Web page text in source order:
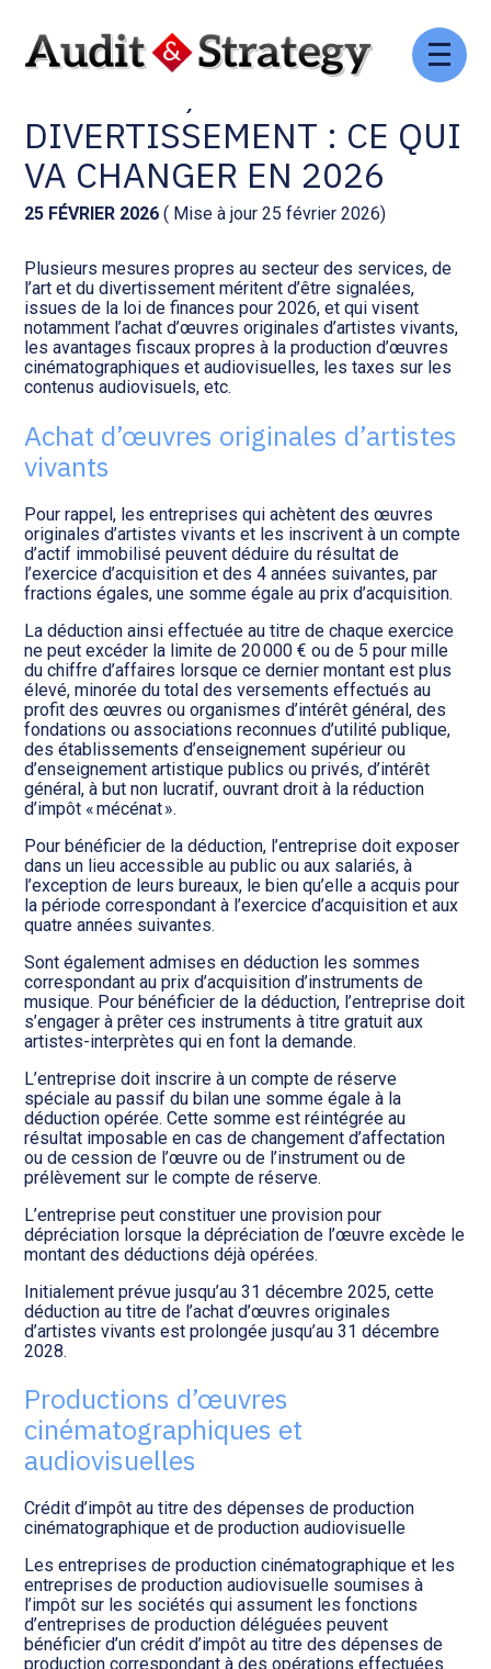
Aller
Comptabilité et conseil
Social et ressources humaines
Assistance juridique
Audit légal
Gestion de patrimoine
Procédures collectives
Gestion des documents : ISuite
Tenue de votre comptabilité :
ACD
Facturation et pilotage :
Facturation et pilotage : MEG
Analyse et tableau de bord :
WAIBI
Gérer vos ressources
humaines : SILAE
SERVICES, ART ET DU
DIVERTISSEMENT : CE QUI
VA CHANGER EN 2026
25 FÉVRIER 2026 ( Mise à jour 25 février 2026)
Plusieurs mesures propres au secteur des services, de
l’art et du divertissement méritent d’être signalées,
issues de la loi de finances pour 2026, et qui visent
notamment l’achat d’œuvres originales d’artistes vivants,
les avantages fiscaux propres à la production d’œuvres
cinématographiques et audiovisuelles, les taxes sur les
contenus audiovisuels, etc.
Achat d’œuvres originales d’artistes
vivants
Pour rappel, les entreprises qui achètent des œuvres
originales d’artistes vivants et les inscrivent à un compte
d’actif immobilisé peuvent déduire du résultat de
l’exercice d’acquisition et des 4 années suivantes, par
fractions égales, une somme égale au prix d’acquisition.
La déduction ainsi effectuée au titre de chaque exercice
ne peut excéder la limite de 20 000 € ou de 5 pour mille
du chiffre d’affaires lorsque ce dernier montant est plus
élevé, minorée du total des versements effectués au
profit des œuvres ou organismes d’intérêt général, des
fondations ou associations reconnues d’utilité publique,
des établissements d’enseignement supérieur ou
d’enseignement artistique publics ou privés, d’intérêt
général, à but non lucratif, ouvrant droit à la réduction
d’impôt « mécénat ».
Pour bénéficier de la déduction, l’entreprise doit exposer
dans un lieu accessible au public ou aux salariés, à
l’exception de leurs bureaux, le bien qu’elle a acquis pour
la période correspondant à l’exercice d’acquisition et aux
quatre années suivantes.
Sont également admises en déduction les sommes
correspondant au prix d’acquisition d’instruments de
musique. Pour bénéficier de la déduction, l’entreprise doit
s’engager à prêter ces instruments à titre gratuit aux
artistes-interprètes qui en font la demande.
L’entreprise doit inscrire à un compte de réserve
spéciale au passif du bilan une somme égale à la
déduction opérée. Cette somme est réintégrée au
résultat imposable en cas de changement d’affectation
ou de cession de l’œuvre ou de l’instrument ou de
prélèvement sur le compte de réserve.
L’entreprise peut constituer une provision pour
dépréciation lorsque la dépréciation de l’œuvre excède le
montant des déductions déjà opérées.
Initialement prévue jusqu’au 31 décembre 2025, cette
déduction au titre de l’achat d’œuvres originales
d’artistes vivants est prolongée jusqu’au 31 décembre
2028.
Productions d’œuvres
cinématographiques et
audiovisuelles
Crédit d’impôt au titre des dépenses de production
cinématographique et de production audiovisuelle
Les entreprises de production cinématographique et les
entreprises de production audiovisuelle soumises à
l’impôt sur les sociétés qui assument les fonctions
d’entreprises de production déléguées peuvent
bénéficier d’un crédit d’impôt au titre des dépenses de
production correspondant à des opérations effectuées